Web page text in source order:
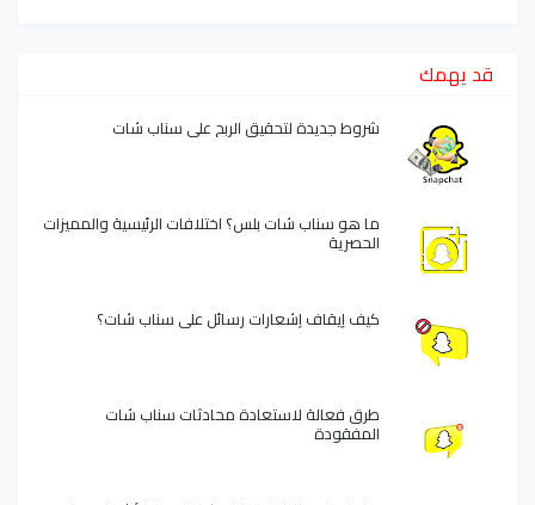
قد يهمك
شروط جديدة لتحقيق الربح على سناب شات
ما هو سناب شات بلس؟ اختلافات الرئيسية والمميزات
الحصرية
كيف إيقاف إشعارات رسائل على سناب شات؟
طرق فعالة لاستعادة محادثات سناب شات
المفقودة